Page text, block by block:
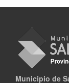
Municipio de